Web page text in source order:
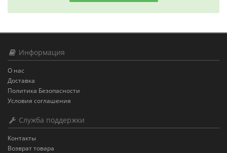
Информация
О нас
Доставка
Политика Безопасности
Условия соглашения
Служба поддержки
Контакты
Возврат товара